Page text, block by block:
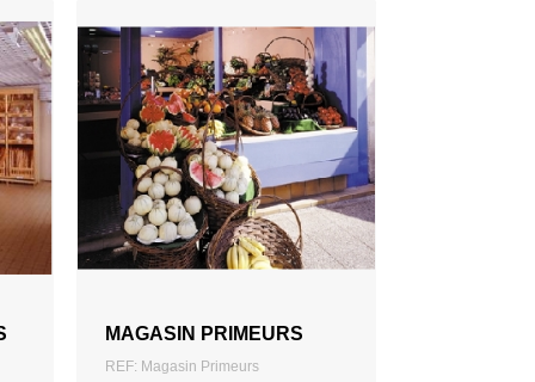
MAGASIN PRIMEURS
REF: Magasin Primeurs
AJOUTER AU DEVIS